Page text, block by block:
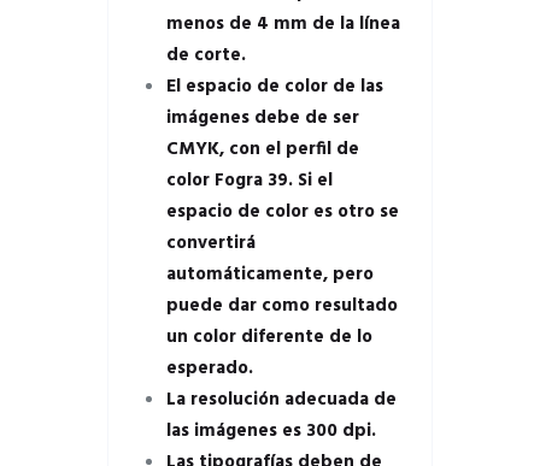
menos de 4 mm de la línea
de corte.
El espacio de color de las
imágenes debe de ser
CMYK, con el perfil de
color Fogra 39. Si el
espacio de color es otro se
convertirá
automáticamente, pero
puede dar como resultado
un color diferente de lo
esperado.
La resolución adecuada de
las imágenes es 300 dpi.